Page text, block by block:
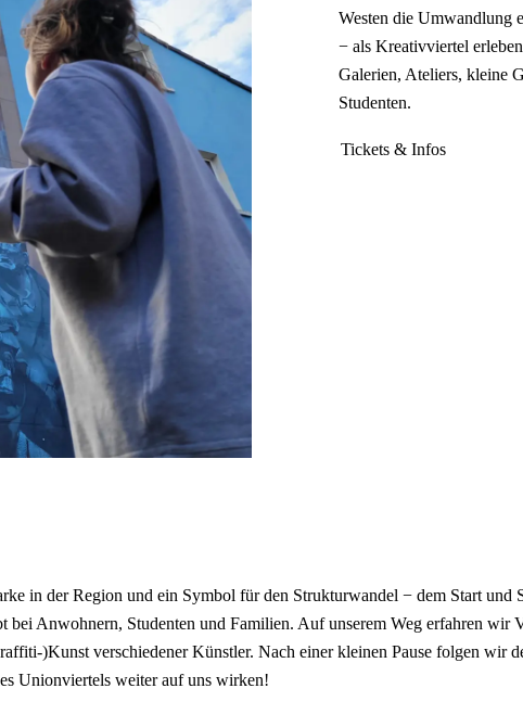
Westen die Umwandlung
− als Kreativviertel
Galerien, Ateliers, kleine
Studenten.
Tickets & Infos
in der Region und ein Symbol für den Strukturwandel − dem Start und
Anwohnern, Studenten und Familien. Auf unserem Weg erfahren wir
)Kunst verschiedener Künstler. Nach einer kleinen Pause folgen wir
Unionviertels weiter auf uns wirken!